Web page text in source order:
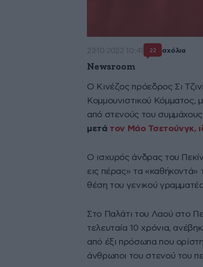
23·10·2022 10:41 22 σχόλια
Newsroom
Ο Κινέζος πρόεδρος Σι
Κομμουνιστικού Κόμματος,
από στενούς του
μετά τον Μάο Τσετούνγκ,
Ο ισχυρός άνδρας του
εις πέρας» τα «καθήκοντά»
θέση του γενικού
Στο Παλάτι του Λαού στο
τελευταία 10 χρόνια,
από έξι πρόσωπα που
άνθρωποι του στενού του